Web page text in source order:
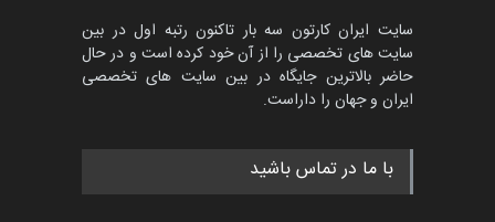
پنجمین مسابقۀ بین‌المللی
کارتون طنز «کلاه‌ای…
مهلت
سایت ایران کارتون سه بار تاکنون رتبه اول در بین
سایت های تخصصی را از آن خود کرده است و در حال
حاضر بالاترین جایگاه در بین سایت های تخصصی
ایران و جهان را داراست.
با ما در تماس باشید